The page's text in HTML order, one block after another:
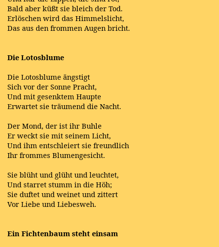
Bald aber küßt sie bleich der Tod.
Erlöschen wird das Himmelslicht,
Das aus den frommen Augen bricht.
Die Lotosblume
Die Lotosblume ängstigt
Sich vor der Sonne Pracht,
Und mit gesenktem Haupte
Erwartet sie träumend die Nacht.
Der Mond, der ist ihr Buhle
Er weckt sie mit seinem Licht,
Und ihm entschleiert sie freundlich
Ihr frommes Blumengesicht.
Sie blüht und glüht und leuchtet,
Und starret stumm in die Höh;
Sie duftet und weinet und zittert
Vor Liebe und Liebesweh.
Ein Fichtenbaum steht einsam